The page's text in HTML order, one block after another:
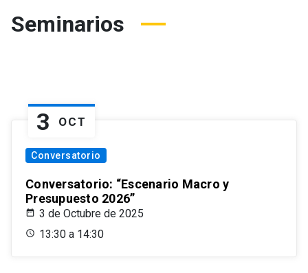
Seminarios
3 OCT
Conversatorio
Conversatorio: “Escenario Macro y
Presupuesto 2026”
3 de Octubre de 2025
13:30 a 14:30